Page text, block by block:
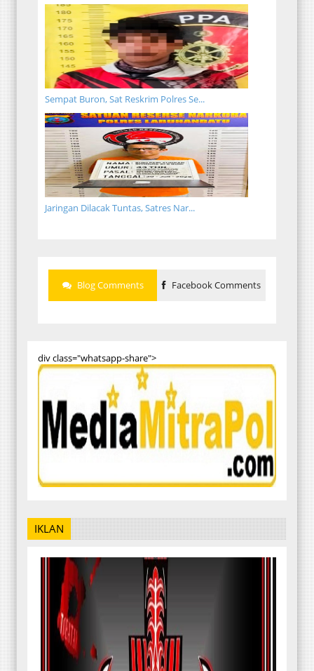
Sempat Buron, Sat Reskrim Polres Se...
Jaringan Dilacak Tuntas, Satres Nar...
Blog Comments Facebook Comments
div class="whatsapp-share">
IKLAN